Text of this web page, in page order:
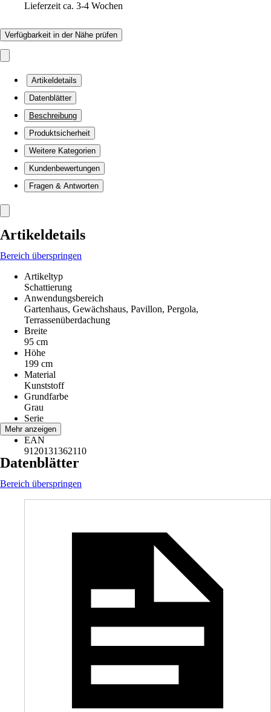
Lieferzeit ca. 3-4 Wochen
Verfügbarkeit in der Nähe prüfen
Artikeldetails
Datenblätter
Beschreibung
Produktsicherheit
Weitere Kategorien
Kundenbewertungen
Fragen & Antworten
Artikeldetails
Bereich überspringen
Artikeltyp
Schattierung
Anwendungsbereich
Gartenhaus, Gewächshaus, Pavillon, Pergola,
Terrassenüberdachung
Breite
95 cm
Höhe
199 cm
Material
Kunststoff
Grundfarbe
Grau
Serie
-
EAN
9120131362110
Mehr anzeigen
Datenblätter
Bereich überspringen